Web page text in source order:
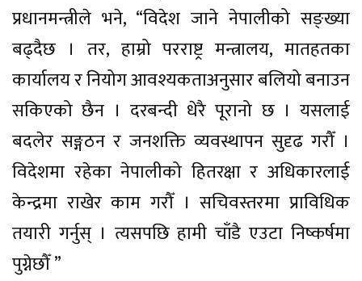
प्रधानमन्त्रीले भने, “विदेश जाने नेपालीको सङ्ख्या
बढ्दैछ । तर, हाम्रो परराष्ट्र मन्त्रालय, मातहतका
कार्यालय र नियोग आवश्यकताअनुसार बलियो बनाउन
सकिएको छैन । दरबन्दी धेरै पूरानो छ । यसलाई
बदलेर सङ्गठन र जनशक्ति व्यवस्थापन सुदृढ गरौँ ।
विदेशमा रहेका नेपालीको हितरक्षा र अधिकारलाई
केन्द्रमा राखेर काम गरौँ । सचिवस्तरमा प्राविधिक
तयारी गर्नुस् । त्यसपछि हामी चाँडै एउटा निष्कर्षमा
पुग्नेछौँ ”